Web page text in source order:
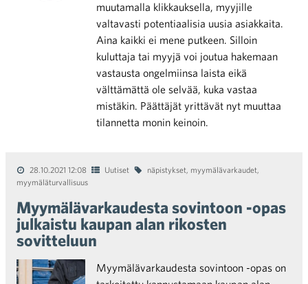
muutamalla klikkauksella, myyjille
valtavasti potentiaalisia uusia asiakkaita.
Aina kaikki ei mene putkeen. Silloin
kuluttaja tai myyjä voi joutua hakemaan
vastausta ongelmiinsa laista eikä
välttämättä ole selvää, kuka vastaa
mistäkin. Päättäjät yrittävät nyt muuttaa
tilannetta monin keinoin.
28.10.2021 12:08 Uutiset näpistykset, myymälävarkaudet,
myymäläturvallisuus
Myymälävarkaudesta sovintoon -opas
julkaistu kaupan alan rikosten
sovitteluun
Myymälävarkaudesta sovintoon -opas on